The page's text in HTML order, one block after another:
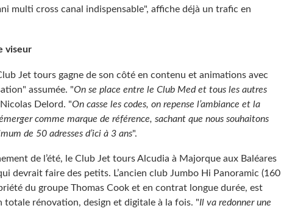
multi cross canal indispensable", affiche déjà un trafic en
viseur
Jet tours gagne de son côté en contenu et animations avec
assumée. "On se place entre le Club Med et tous les autres
Delord. "On casse les codes, on repense l’ambiance et la
comme marque de référence, sachant que nous souhaitons
de 50 adresses d’ici à 3 ans".
de l’été, le Club Jet tours Alcudia à Majorque aux Baléares
devrait faire des petits. L’ancien club Jumbo Hi Panoramic (160
du groupe Thomas Cook et en contrat longue durée, est
totale rénovation, design et digitale à la fois. "Il va redonner une